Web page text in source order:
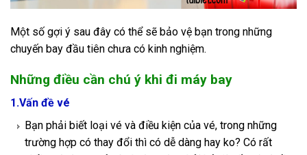
Một số gợi ý sau đây có thể sẽ bảo vệ bạn trong những
chuyến bay đầu tiên chưa có kinh nghiệm.
Những điều cần chú ý khi đi máy bay
1.Vấn đề vé
Bạn phải biết loại vé và điều kiện của vé, trong những
trường hợp có thay đổi thì có dễ dàng hay ko? Có rất